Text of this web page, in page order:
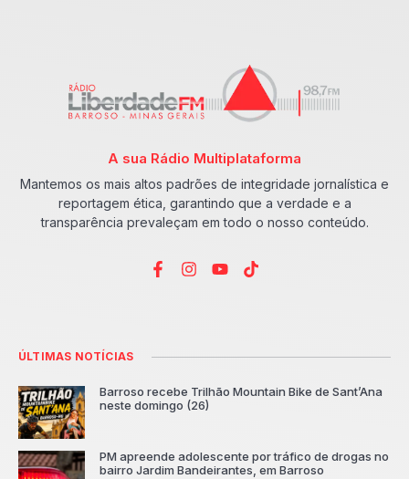
A sua Rádio Multiplataforma
Mantemos os mais altos padrões de integridade jornalística e
reportagem ética, garantindo que a verdade e a
transparência prevaleçam em todo o nosso conteúdo.
ÚLTIMAS NOTÍCIAS
Barroso recebe Trilhão Mountain Bike de Sant’Ana
neste domingo (26)
PM apreende adolescente por tráfico de drogas no
bairro Jardim Bandeirantes, em Barroso